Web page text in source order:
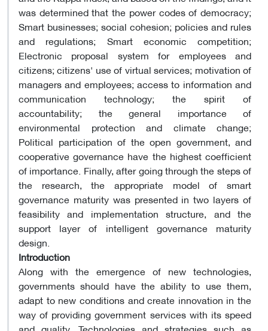
was determined that the power codes of democracy;
Smart businesses; social cohesion; policies and rules
and regulations; Smart economic competition;
Electronic proposal system for employees and
citizens; citizens' use of virtual services; motivation of
managers and employees; access to information and
communication technology; the spirit of
accountability; the general importance of
environmental protection and climate change;
Political participation of the open government, and
cooperative governance have the highest coefficient
of importance. Finally, after going through the steps of
the research, the appropriate model of smart
governance maturity was presented in two layers of
feasibility and implementation structure, and the
support layer of intelligent governance maturity
design.
Introduction
Along with the emergence of new technologies,
governments should have the ability to use them,
adapt to new conditions and create innovation in the
way of providing government services with its speed